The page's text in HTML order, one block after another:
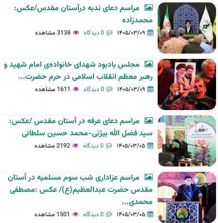
اولیه
مراسم دعای ندبه درآستان مقدس/عکس:
محمدزاده
۱۴۰۵/۰۳/۰۹ 0 دیدگاه 3138 مشاهده
مجلس یادبود شهدای خانواده‌ی امام شهید و
رهبر معظم انقلاب اسلامی در حرم حضرت...
۱۴۰۵/۰۳/۰۹ 0 دیدگاه 1611 مشاهده
مراسم دعای عرفه در آستان مقدس /عکس:
سید فضل الله بیژنی-محمد حسین سلطانی
۱۴۰۵/۰۳/۰۵ 0 دیدگاه 2192 مشاهده
مراسم عزاداری شب سوم مسلمیه در آستان
مقدس حضرت عبدالعظیم(ع)/ عکس :مصطفی
محمدی...
۱۴۰۵/۰۳/۰۵ 0 دیدگاه 1501 مشاهده